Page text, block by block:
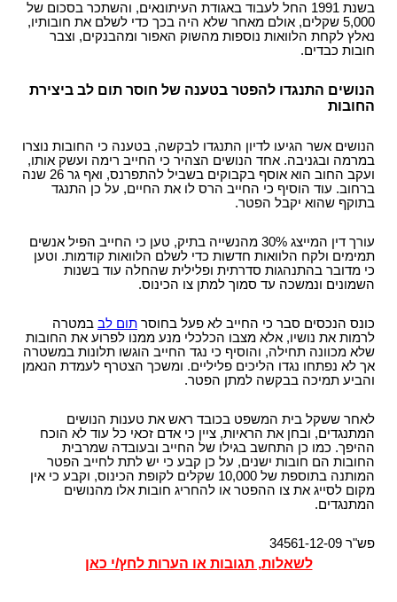
בשנת 1991 החל לעבוד באגודת העיתונאים, והשתכר בסכום של
5,000 שקלים, אולם מאחר שלא היה בכך כדי לשלם את חובותיו,
נאלץ לקחת הלוואות נוספות מהשוק האפור ומהבנקים, וצבר
חובות כבדים.
הנושים התנגדו להפטר בטענה של חוסר תום לב ביצירת
החובות
הנושים אשר הגיעו לדיון התנגדו לבקשה, בטענה כי החובות נוצרו
במרמה ובגניבה. אחד הנושים הצהיר כי החייב רימה ועשק אותו,
ועקב החוב הוא אוסף בקבוקים בשביל להתפרנס, ואף גר 26 שנה
ברחוב. עוד הוסיף כי החייב הרס לו את החיים, על כן התנגד
בתוקף שהוא יקבל הפטר.
עורך דין המייצג 30% מהנשייה בתיק, טען כי החייב הפיל אנשים
תמימים ולקח הלוואות חדשות כדי לשלם הלוואות קודמות. וטען
כי מדובר בהתנהגות סדרתית ופלילית שהחלה עוד בשנות
השמונים ונמשכה עד סמוך למתן צו הכינוס.
כונס הנכסים סבר כי החייב לא פעל בחוסר תום לב במטרה
לרמות את נושיו, אלא מצבו הכלכלי מנע ממנו לפרוע את החובות
שלא מכוונה תחילה, והוסיף כי נגד החייב הוגשו תלונות במשטרה
אך לא נפתחו נגדו הליכים פליליים. ומשכך הצטרף לעמדת הנאמן
והביע תמיכה בבקשה למתן הפטר.
לאחר ששקל בית המשפט בכובד ראש את טענות הנושים
המתנגדים, ובחן את הראיות, ציין כי אדם זכאי כל עוד לא הוכח
ההיפך. כמו כן התחשב בגילו של החייב ובעובדה שמרבית
החובות הם חובות ישנים, על כן קבע כי יש לתת לחייב הפטר
המותנה בתוספת של 10,000 שקלים לקופת הכינוס, וקבע כי אין
מקום לסייג את צו ההפטר או להחריג חובות אלו מהנושים
המתנגדים.
פש"ר 34561-12-09
לשאלות, תגובות או הערות לחץ/י כאן